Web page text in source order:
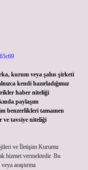
kurum veya şahıs şirketi
kendi hazırladığımız
haber niteliği
paylaşım
benzerlikleri tamamen
ve tavsiye niteliği
ve İletişim Kurumu
hizmet vermektedir. Bu
araştırma